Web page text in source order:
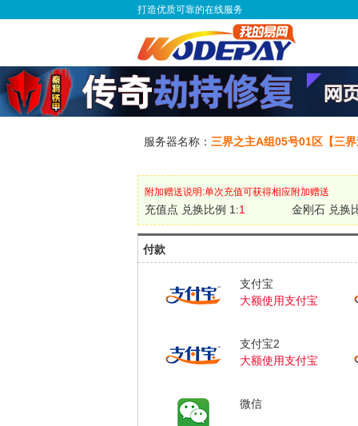
打造优质可靠的在线服务
服务器名称： 三界之主A组05号01区【三
附加赠送说明:单次充值可获得相应附加赠送
充值点 兑换比例 1:1 金刚石 兑换
付款
支付宝
大额使用支付宝
支付宝2
大额使用支付宝
微信